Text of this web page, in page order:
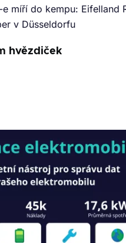
e míří do kempu: Eifelland
v Düsseldorfu
hvězdiček